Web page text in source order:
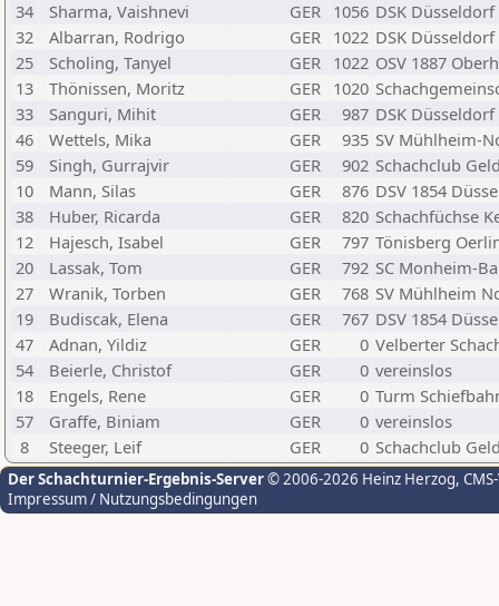
34
Sharma, Vaishnevi GER 1056 DSK Düsseldorf
32
Albarran, Rodrigo GER 1022 DSK Düsseldorf
25
Scholing, Tanyel GER 1022 OSV 1887
13
Thönissen, Moritz GER 1020
33
Sanguri, Mihit GER 987 DSK Düsseldorf
46
Wettels, Mika GER 935 SV Mühlheim-
59
Singh, Gurrajvir GER 902 Schachclub
10
Mann, Silas GER 876 DSV 1854
38
Huber, Ricarda GER 820 Schachfüchse
12
Hajesch, Isabel GER 797 Tönisberg
20
Lassak, Tom GER 792 SC Monheim-
27
Wranik, Torben GER 768 SV Mühlheim
19
Budiscak, Elena GER 767 DSV 1854
47
Adnan, Yildiz GER 0 Velberter
54
Beierle, Christof GER 0 vereinslos
18
Engels, Rene GER 0 Turm
57
Graffe, Biniam GER 0 vereinslos
8
Steeger, Leif GER 0 Schachclub
Der Schachturnier-Ergebnis-Server© 2006-2026 Heinz Herzog,
Impressum / Nutzungsbedingungen